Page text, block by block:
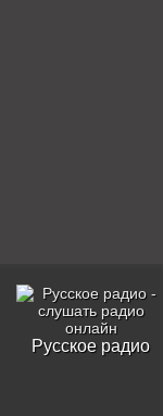
Русское радио